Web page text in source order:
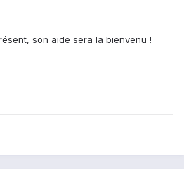
son aide sera la bienvenu !